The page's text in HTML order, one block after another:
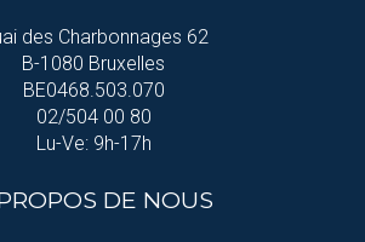
des Charbonnages 62
B-1080 Bruxelles
BE0468.503.070
02/504 00 80
Lu-Ve: 9h-17h
DE NOUS